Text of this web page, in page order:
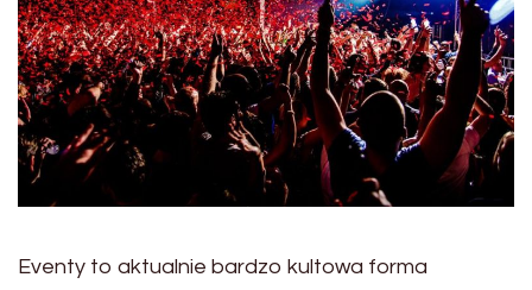
Eventy to aktualnie bardzo kultowa forma